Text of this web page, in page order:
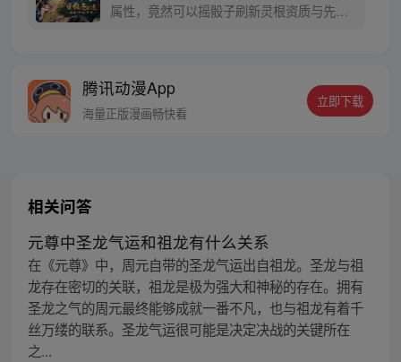
属性，竟然可以摇骰子刷新灵根资质与先天
间时，韩绝不得不出手。他这才发现，好像
仙神也不过如此……
腾讯动漫App
海量正版漫画畅快看
立即下载
相关问答
元尊中圣龙气运和祖龙有什么关系
在《元尊》中，周元自带的圣龙气运出自祖龙。圣龙与祖
龙存在密切的关联，祖龙是极为强大和神秘的存在。拥有
圣龙之气的周元最终能够成就一番不凡，也与祖龙有着千
丝万缕的联系。圣龙气运很可能是决定决战的关键所在
之...